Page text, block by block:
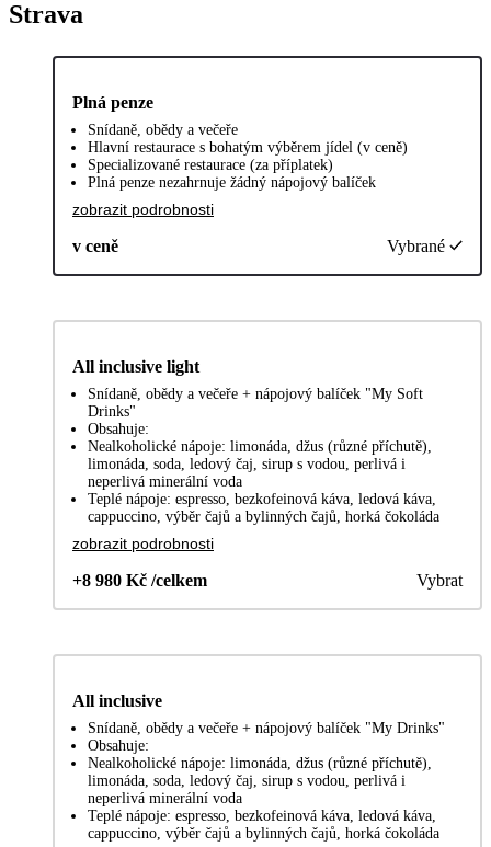
Strava
Plná penze
Snídaně, obědy a večeře
Hlavní restaurace s bohatým výběrem jídel (v ceně)
Specializované restaurace (za příplatek)
Plná penze nezahrnuje žádný nápojový balíček
zobrazit podrobnosti
v ceně Vybrané
All inclusive light
Snídaně, obědy a večeře + nápojový balíček "My Soft
Drinks"
Obsahuje:
Nealkoholické nápoje: limonáda, džus (různé příchutě),
limonáda, soda, ledový čaj, sirup s vodou, perlivá i
neperlivá minerální voda
Teplé nápoje: espresso, bezkofeinová káva, ledová káva,
cappuccino, výběr čajů a bylinných čajů, horká čokoláda
zobrazit podrobnosti
+8 980 Kč /celkem Vybrat
All inclusive
Snídaně, obědy a večeře + nápojový balíček "My Drinks"
Obsahuje:
Nealkoholické nápoje: limonáda, džus (různé příchutě),
limonáda, soda, ledový čaj, sirup s vodou, perlivá i
neperlivá minerální voda
Teplé nápoje: espresso, bezkofeinová káva, ledová káva,
cappuccino, výběr čajů a bylinných čajů, horká čokoláda